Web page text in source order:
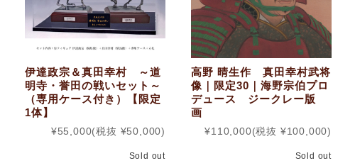
伊達政宗＆真田幸村 ～道
明寺・誉田の戦いセット～
（専用ケース付き）【限定
1体】
¥55,000(税抜 ¥50,000)
Sold out
高野 晴生作 真田幸村武将
像｜限定30｜海野宗伯プロ
デュース ジークレー版
画
¥110,000(税抜 ¥100,000)
Sold out